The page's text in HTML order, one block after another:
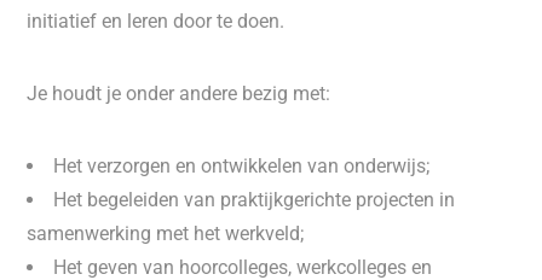
initiatief en leren door te doen.
Je houdt je onder andere bezig met:
Het verzorgen en ontwikkelen van onderwijs;
Het begeleiden van praktijkgerichte projecten in
samenwerking met het werkveld;
Het geven van hoorcolleges, werkcolleges en